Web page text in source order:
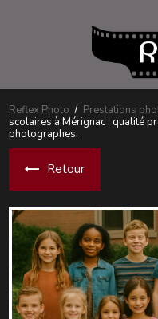
Reflex Photo Prestations
scolaires à Mérignac : qualité
photographes.
Retour